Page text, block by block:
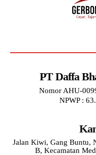
PT Daffa
Nomor AHU-
NPWP :
Jalan Kiwi, Gang Buntu,
B, Kecamatan